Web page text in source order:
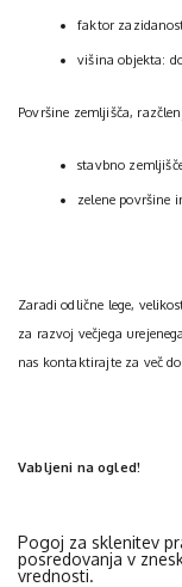
faktor
višina objekta: do
Površine zemljišča,
stavbno
zelene površine
Zaradi odlične lege,
za razvoj večjega
nas kontaktirajte za več
Vabljeni na ogled!
Pogoj za sklenitev
posredovanja v
vrednosti.